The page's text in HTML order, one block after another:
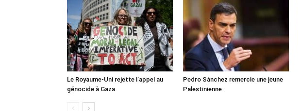
Le Royaume-Uni rejette l’appel au
génocide à Gaza
Pedro Sánchez remercie une jeune
Palestinienne